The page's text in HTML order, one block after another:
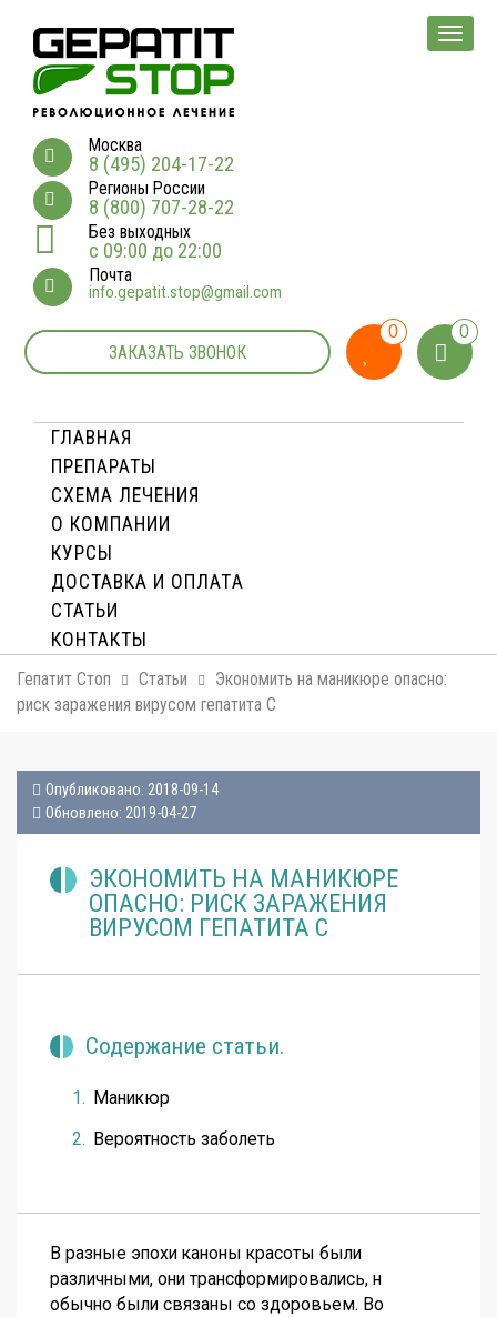
Москва
8 (495) 204-17-22
Регионы России
8 (800) 707-28-22
Без выходных
с 09:00 до 22:00
Почта
info.gepatit.stop@gmail.com
ЗАКАЗАТЬ ЗВОНОК
0 0
ГЛАВНАЯ
ПРЕПАРАТЫ
СХЕМА ЛЕЧЕНИЯ
О КОМПАНИИ
КУРСЫ
ДОСТАВКА И ОПЛАТA
СТАТЬИ
КОНТАКТЫ
Гепатит Стоп Статьи
Экономить на маникюре опасно:
риск заражения вирусом гепатита С
Опубликовано: 2018-09-14
Обновлено: 2019-04-27
ЭКОНОМИТЬ НА МАНИКЮРЕ
ОПАСНО: РИСК ЗАРАЖЕНИЯ
ВИРУСОМ ГЕПАТИТА С
Содержание статьи.
Маникюр
Вероятность заболеть
В разные эпохи каноны красоты были
различными, они трансформировались, н
обычно были связаны со здоровьем. Во